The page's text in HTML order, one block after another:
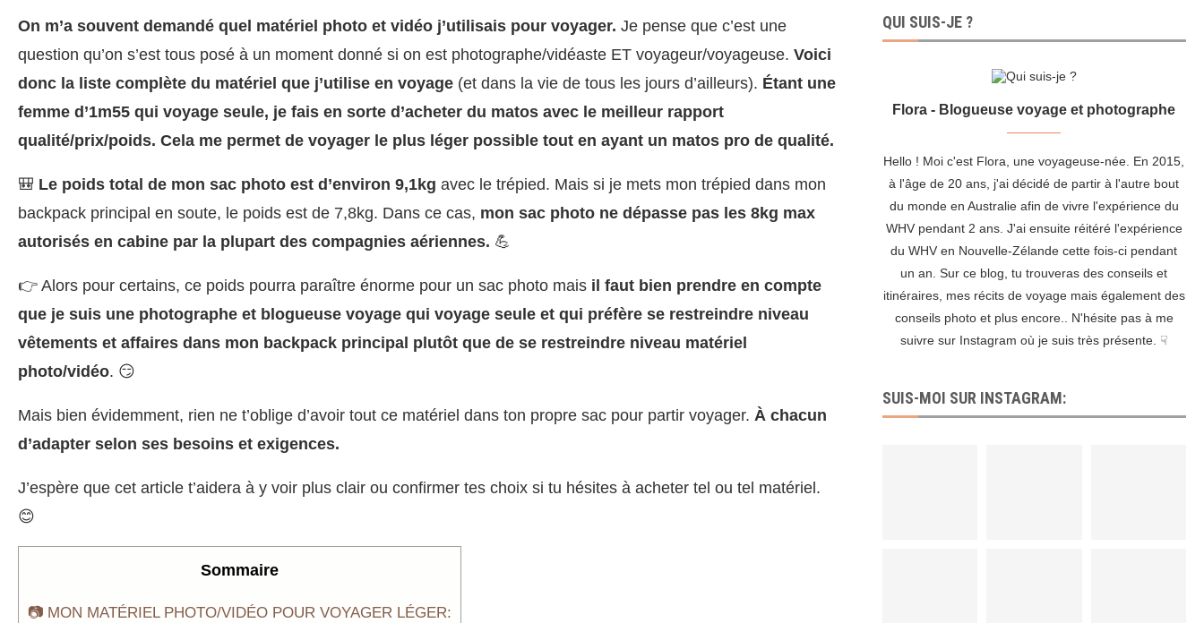
On m’a souvent demandé quel matériel photo et vidéo j’utilisais pour voyager. Je pense que c’est une
question qu’on s’est tous posé à un moment donné si on est photographe/vidéaste ET voyageur/voyageuse. Voici
donc la liste complète du matériel que j’utilise en voyage (et dans la vie de tous les jours d’ailleurs). Étant une
femme d’1m55 qui voyage seule, je fais en sorte d’acheter du matos avec le meilleur rapport
qualité/prix/poids. Cela me permet de voyager le plus léger possible tout en ayant un matos pro de qualité.
🎒 Le poids total de mon sac photo est d’environ 9,1kg avec le trépied. Mais si je mets mon trépied dans mon
backpack principal en soute, le poids est de 7,8kg. Dans ce cas, mon sac photo ne dépasse pas les 8kg max
autorisés en cabine par la plupart des compagnies aériennes. 💪
👉 Alors pour certains, ce poids pourra paraître énorme pour un sac photo mais il faut bien prendre en compte
que je suis une photographe et blogueuse voyage qui voyage seule et qui préfère se restreindre niveau
vêtements et affaires dans mon backpack principal plutôt que de se restreindre niveau matériel
photo/vidéo. 😏
Mais bien évidemment, rien ne t’oblige d’avoir tout ce matériel dans ton propre sac pour partir voyager. À chacun
d’adapter selon ses besoins et exigences.
J’espère que cet article t’aidera à y voir plus clair ou confirmer tes choix si tu hésites à acheter tel ou tel matériel.
😊
Sommaire
📷 MON MATÉRIEL PHOTO/VIDÉO POUR VOYAGER LÉGER:
QUI SUIS-JE ?
Flora - Blogueuse voyage et photographe
Hello ! Moi c'est Flora, une voyageuse-née. En 2015,
à l'âge de 20 ans, j'ai décidé de partir à l'autre bout
du monde en Australie afin de vivre l'expérience du
WHV pendant 2 ans. J'ai ensuite réitéré l'expérience
du WHV en Nouvelle-Zélande cette fois-ci pendant
un an. Sur ce blog, tu trouveras des conseils et
itinéraires, mes récits de voyage mais également des
conseils photo et plus encore.. N'hésite pas à me
suivre sur Instagram où je suis très présente. ☟
SUIS-MOI SUR INSTAGRAM: